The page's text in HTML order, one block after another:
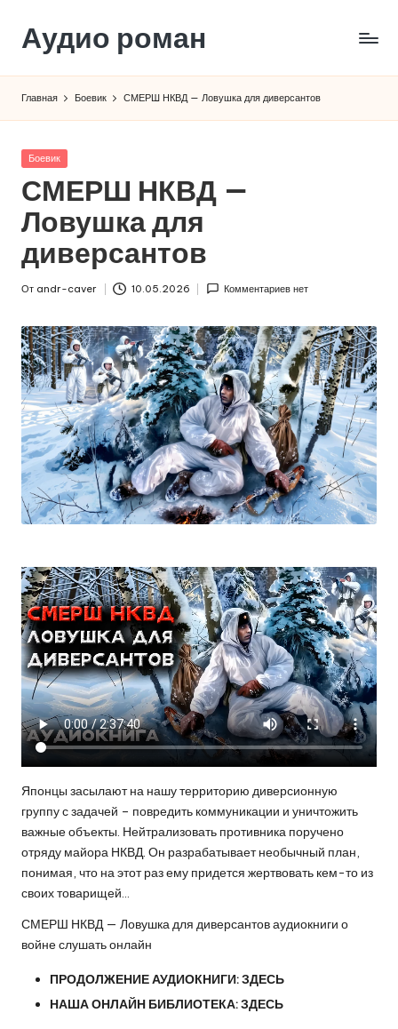
Перейти
содержимому
Аудио роман
Главная Боевик СМЕРШ НКВД — Ловушка для диверсантов
Опубликовано
Боевик
СМЕРШ НКВД —
Ловушка для
диверсантов
От andr-caver 10.05.2026 Комментариев нет
Японцы засылают на нашу территорию диверсионную
группу с задачей – повредить коммуникации и уничтожить
важные объекты. Нейтрализовать противника поручено
отряду майора НКВД. Он разрабатывает необычный план,
понимая, что на этот раз ему придется жертвовать кем-то из
своих товарищей…
СМЕРШ НКВД — Ловушка для диверсантов аудиокниги о
войне слушать онлайн
ПРОДОЛЖЕНИЕ АУДИОКНИГИ:ЗДЕСЬ
НАША ОНЛАЙН БИБЛИОТЕКА:ЗДЕСЬ